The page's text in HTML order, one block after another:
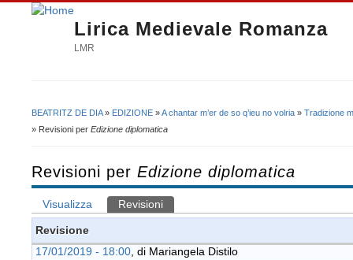
Lirica Medievale Romanza
LMR
Tu sei qui
BEATRITZ DE DIA» EDIZIONE »A chantar m’er de so q’ieu no volria » Tradizione
» Revisioni per Edizione diplomatica
Revisioni per Edizione diplomatica
Schede primarie
Visualizza Revisioni
Revisione
17/01/2019 - 18:00 , di Mariangela Distilo